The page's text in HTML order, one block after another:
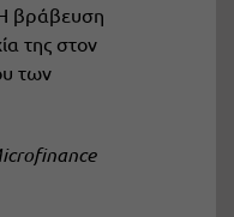
βράβευση
της στον
των